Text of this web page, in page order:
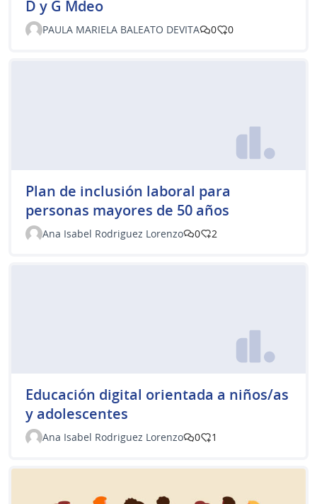
D y G Mdeo
PAULA MARIELA BALEATO DEVITA 0 0
Plan de inclusión laboral para
personas mayores de 50 años
Ana Isabel Rodriguez Lorenzo 0 2
Educación digital orientada a niños/as
y adolescentes
Ana Isabel Rodriguez Lorenzo 0 1